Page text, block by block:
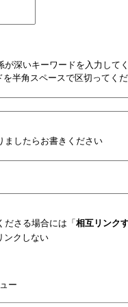
深いキーワードを入力して
半角スペースで区切ってく
したらお書きください
ださる場合には「相互リンク
ンクしない
ー